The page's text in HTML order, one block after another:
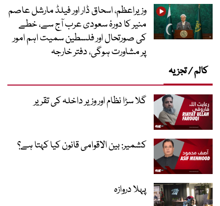
وزیراعظم، اسحاق ڈار اور فیلڈ مارشل عاصم
منیر کا دورۂ سعودی عرب آج سے، خطے
کی صورتحال اور فلسطین سمیت اہم امور
پر مشاورت ہوگی، دفتر خارجہ
کالم / تجزیہ
گلا سڑا نظام اور وزیر داخلہ کی تقریر
کشمیر: بین الاقوامی قانون کیا کہتا ہے؟
پہلا دروازہ